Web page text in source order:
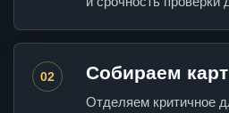
02 Собираем
Отделяем критичное